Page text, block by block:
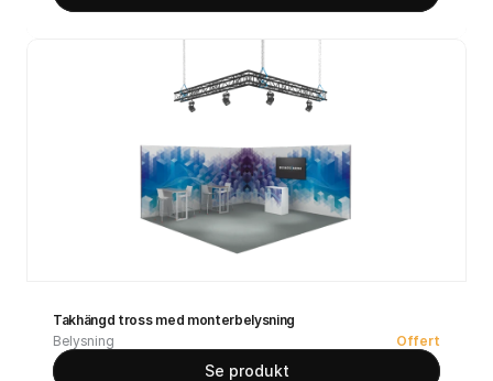
Takhängd tross med monterbelysning
Belysning
Offert
Se produkt